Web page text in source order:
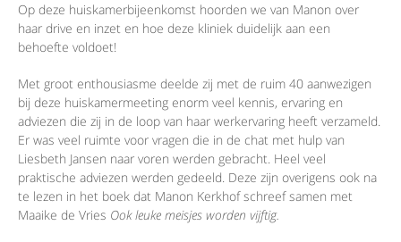
Op deze huiskamerbijeenkomst hoorden we van Manon over
haar drive en inzet en hoe deze kliniek duidelijk aan een
behoefte voldoet!
Met groot enthousiasme deelde zij met de ruim 40 aanwezigen
bij deze huiskamermeeting enorm veel kennis, ervaring en
adviezen die zij in de loop van haar werkervaring heeft verzameld.
Er was veel ruimte voor vragen die in de chat met hulp van
Liesbeth Jansen naar voren werden gebracht. Heel veel
praktische adviezen werden gedeeld. Deze zijn overigens ook na
te lezen in het boek dat Manon Kerkhof schreef samen met
Maaike de Vries Ook leuke meisjes worden vijftig.